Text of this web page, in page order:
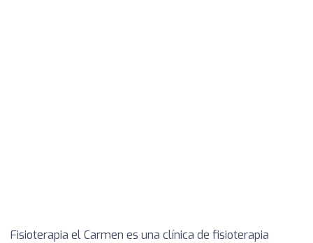
Fisioterapia el Carmen es una clínica de fisioterapia